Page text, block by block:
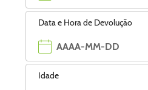
Data e Hora de Devolução
Idade